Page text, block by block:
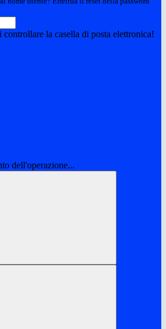
la casella di posta elettronica!
dell'operazione...